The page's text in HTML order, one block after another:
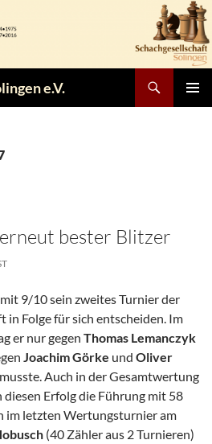
e.V.
bester Blitzer
9/10 sein zweites Turnier der
in Folge für sich entscheiden. Im
er nur gegen Thomas Lemanczyk
Joachim Görke und Oliver
Auch in der Gesamtwertung
diesen Erfolg die Führung mit 58
im letzten Wertungsturnier am
(40 Zähler aus 2 Turnieren)